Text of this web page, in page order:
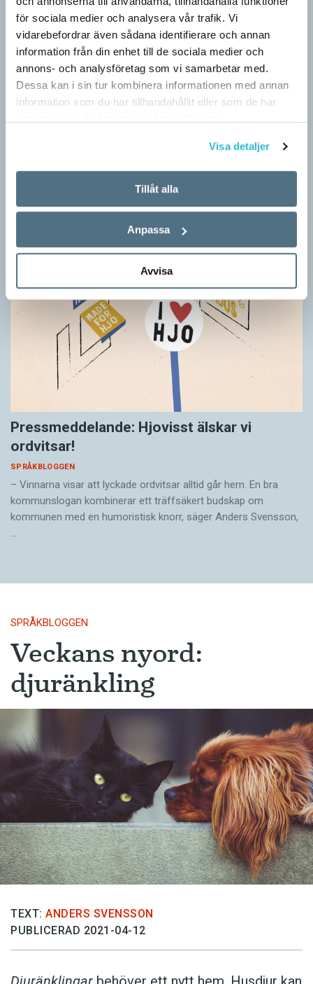
för sociala medier och analysera vår trafik. Vi
vidarebefordrar även sådana identifierare och annan
information från din enhet till de sociala medier och
annons- och analysföretag som vi samarbetar med.
Dessa kan i sin tur kombinera informationen med annan
information som du har tillhandahållit eller som de har
Visa detaljer
Tillåt alla
Anpassa
Avvisa
SPRÅKBLOGGEN
Grundsärskola byter namn till anpassad grundskola och
gymnasiesärskolan till anpassad gymnasieskola. En som har
stor del i att detta namnbyte sker är artonåriga Leo Lust…
Pressmeddelande: Hjovisst älskar vi
ordvitsar!
SPRÅKBLOGGEN
– Vinnarna visar att lyckade ordvitsar alltid går hem. En bra
kommunslogan kombinerar ett träffsäkert budskap om
kommunen med en humoristisk knorr, säger Anders Svensson,
…
SPRÅKBLOGGEN
Veckans nyord:
djuränkling
TEXT: ANDERS SVENSSON
PUBLICERAD 2021-04-12